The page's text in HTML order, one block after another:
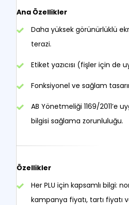
Ana Özellikler
Daha yüksek görünürlüklü
terazi.
Etiket yazıcısı (fişler için de
Fonksiyonel ve sağlam
AB Yönetmeliği 1169/2011’e
bilgisi sağlama zorunluluğu.
Özellikler
Her PLU için kapsamlı bilgi:
kampanya fiyatı, tartı fiyatı